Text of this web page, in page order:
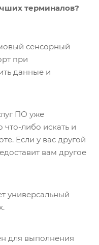
терминалов?
сенсорный
при
данные и
ПО уже
что-либо искать и
Если у вас другой
вам другое
универсальный
для выполнения